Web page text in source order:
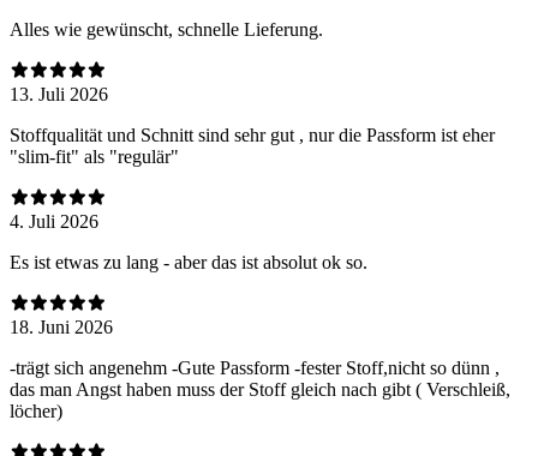
Alles wie gewünscht, schnelle Lieferung.
13. Juli 2026
Stoffqualität und Schnitt sind sehr gut , nur die Passform ist eher
"slim-fit" als "regulär"
4. Juli 2026
Es ist etwas zu lang - aber das ist absolut ok so.
18. Juni 2026
-trägt sich angenehm -Gute Passform -fester Stoff,nicht so dünn ,
das man Angst haben muss der Stoff gleich nach gibt ( Verschleiß,
löcher)